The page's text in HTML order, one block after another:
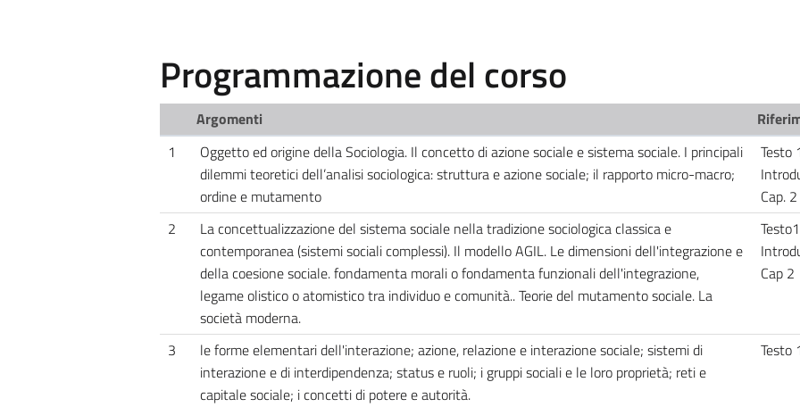
Programmazione del corso
Argomenti
1
Oggetto ed origine della Sociologia. Il concetto di azione sociale e sistema sociale. I principali
dilemmi teoretici dell’analisi sociologica: struttura e azione sociale; il rapporto micro-macro;
ordine e mutamento
Testo
Cap. 2
2
La concettualizzazione del sistema sociale nella tradizione sociologica classica e
contemporanea (sistemi sociali complessi). Il modello AGIL. Le dimensioni dell'integrazione e
della coesione sociale. fondamenta morali o fondamenta funzionali dell'integrazione,
legame olistico o atomistico tra individuo e comunità.. Teorie del mutamento sociale. La
società moderna.
Cap 2
3
le forme elementari dell'interazione; azione, relazione e interazione sociale; sistemi di
interazione e di interdipendenza; status e ruoli; i gruppi sociali e le loro proprietà; reti e
capitale sociale; i concetti di potere e autorità.
Testo